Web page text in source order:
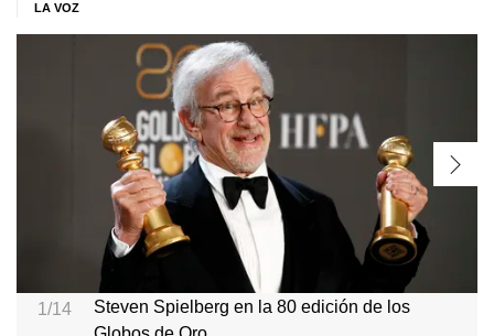
LA VOZ
1/14
Steven Spielberg en la 80 edición de los